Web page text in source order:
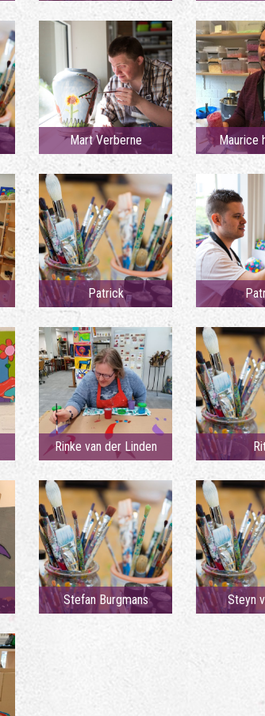
Mart Verberne Maurice
Patrick
Rinke van der Linden
Stefan Burgmans Steyn